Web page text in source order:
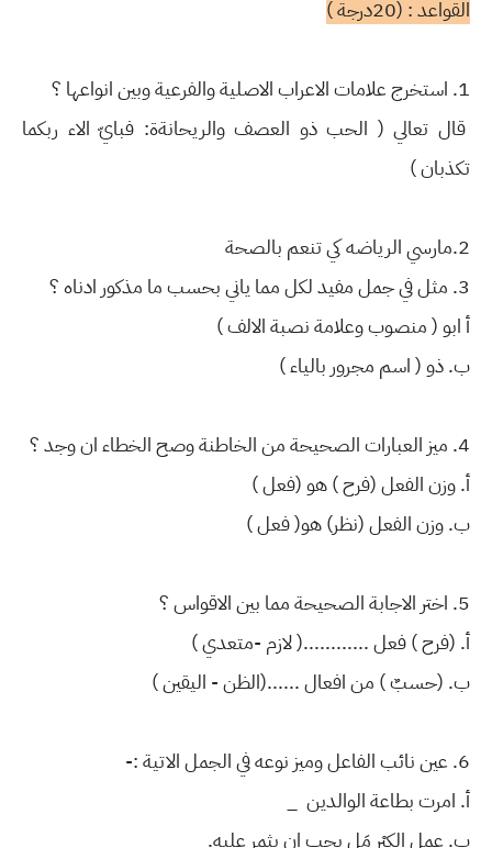
القواعد : (20درجة )
1. استخرج علامات الاعراب الاصلية والفرعية وبين انواعها ؟
قال تعالي ( الحب ذو العصف والريحانةة: فبايّ الاء ربكما
تكذبان )
2.مارسي الرياضه كي تنعم بالصحة
3. مثل في جمل مفيد لكل مما ياني بحسب ما مذكور ادناه ؟
أ ابو ( منصوب وعلامة نصبة الالف )
ب. ذو ( اسم مجرور بالياء )
4. ميز العبارات الصحيحة من الخاطنة وصح الخطاء ان وجد ؟
أ. وزن الفعل (فرح ) هو (فعل )
ب. وزن الفعل (نظر) هو( فعل )
5. اختر الاجابة الصحيحة مما بين الاقواس ؟
أ. (فرح ) فعل ............( لازم -متعدي )
ب. (حسبٌ ) من افعال ......(الظن - اليقين )
6. عين نائب الفاعل وميز نوعه في الجمل الاتية :-
أ. امرت بطاعة الوالدين ‏ _
ب. عمل الكيْر مَل يحب ان يثمر عليه.